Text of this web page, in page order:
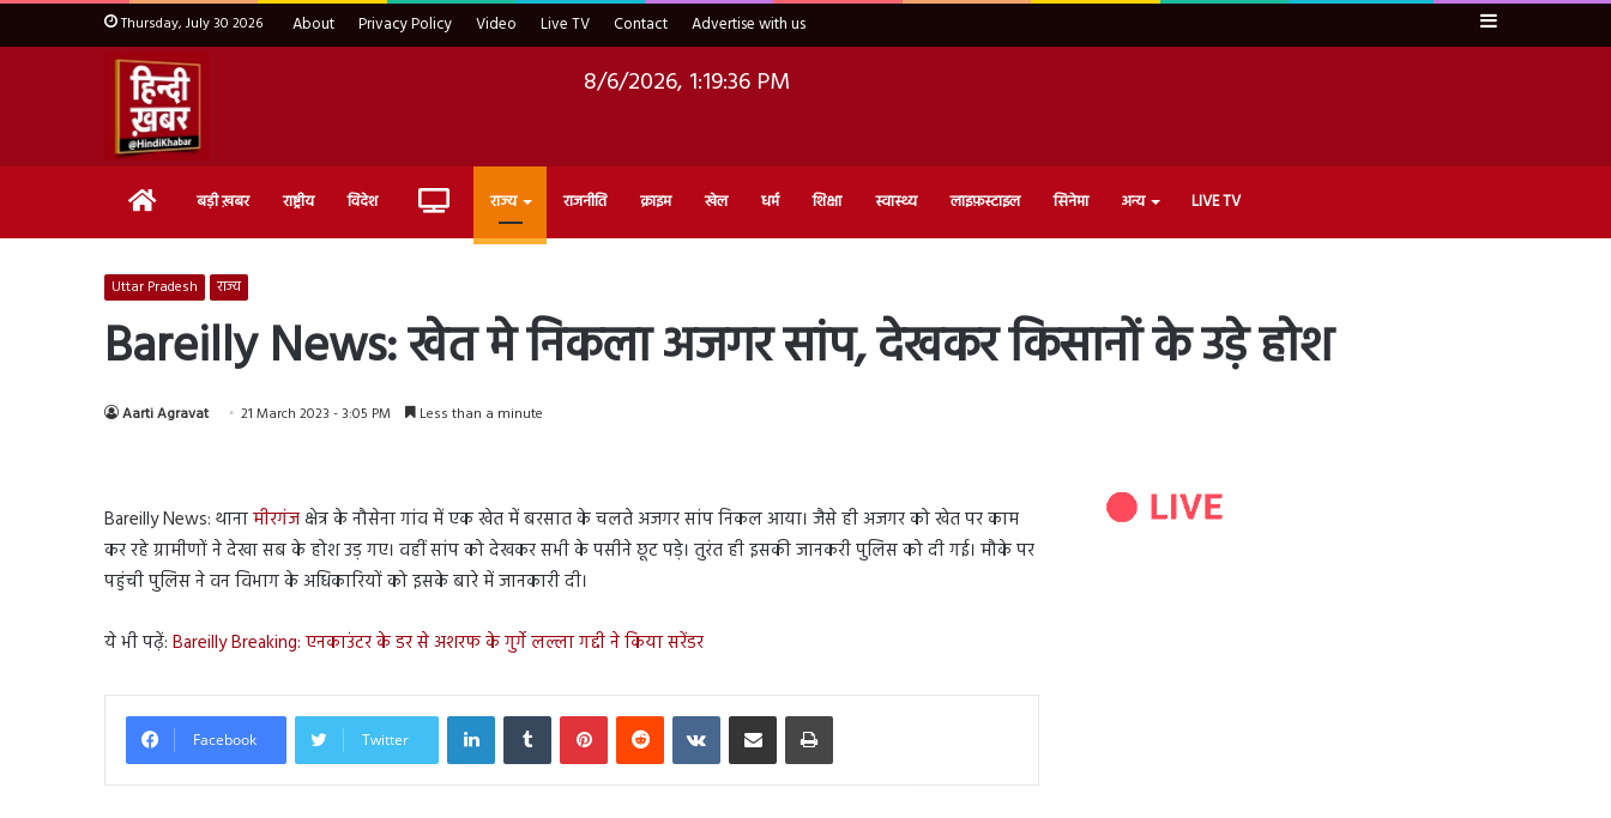
Thursday, July 30 2026 About Privacy Policy Video Live TV Contact Advertise with us Sidebar
8/6/2026, 1:19:37 PM
Home बड़ी ख़बर राष्ट्रीय विदेश Live राज्य राजनीति क्राइम खेल धर्म शिक्षा स्वास्थ्य लाइफ़स्टाइल सिनेमा अन्य LIVE TV
Uttar Pradesh राज्य
Bareilly News: खेत मे निकला अजगर सांप, देखकर किसानों के उड़े होश
Aarti Agravat 21 March 2023 - 3:05 PM Less than a minute
Bareilly News: थानामीरगंजक्षेत्र के नौसेना गांव में एक खेत में बरसात के चलते अजगर सांप निकल आया। जैसे ही अजगर को खेत पर काम
कर रहे ग्रामीणों ने देखा सब के होश उड़ गए। वहीं सांप को देखकर सभी के पसीने छूट पड़े। तुरंत ही इसकी जानकरी पुलिस को दी गई। मौके पर
पहुंची पुलिस ने वन विभाग के अधिकारियों को इसके बारे में जानकारी दी।
ये भी पढ़ें: Bareilly Breaking: एनकाउंटर के डर से अशरफ के गुर्गे लल्ला गद्दी ने किया सरेंडर
Facebook Twitter
LinkedInTumblr PinterestReddit VKontakteShare via Email Print